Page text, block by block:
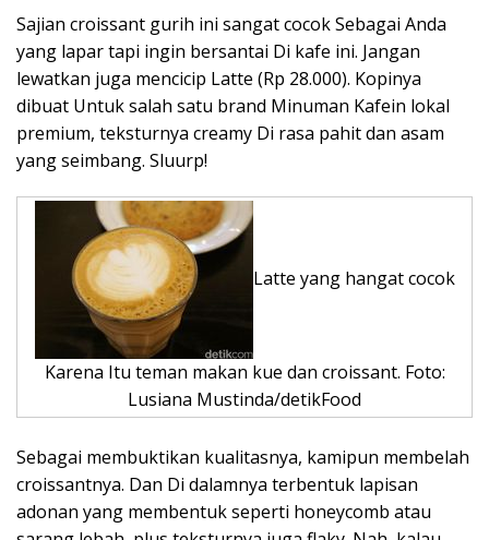
Sajian croissant gurih ini sangat cocok Sebagai Anda
yang lapar tapi ingin bersantai Di kafe ini. Jangan
lewatkan juga mencicip Latte (Rp 28.000). Kopinya
dibuat Untuk salah satu brand Minuman Kafein lokal
premium, teksturnya creamy Di rasa pahit dan asam
yang seimbang. Sluurp!
Latte yang hangat cocok
Karena Itu teman makan kue dan croissant. Foto:
Lusiana Mustinda/detikFood
Sebagai membuktikan kualitasnya, kamipun membelah
croissantnya. Dan Di dalamnya terbentuk lapisan
adonan yang membentuk seperti honeycomb atau